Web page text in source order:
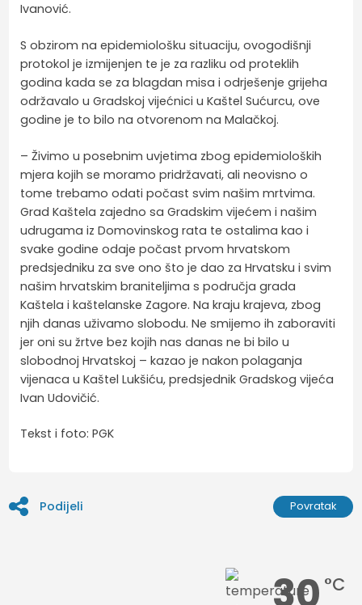
Ivanović.
S obzirom na epidemiološku situaciju, ovogodišnji
protokol je izmijenjen te je za razliku od proteklih
godina kada se za blagdan misa i odrješenje grijeha
održavalo u Gradskoj vijećnici u Kaštel Sućurcu, ove
godine je to bilo na otvorenom na Malačkoj.
– Živimo u posebnim uvjetima zbog epidemioloških
mjera kojih se moramo pridržavati, ali neovisno o
tome trebamo odati počast svim našim mrtvima.
Grad Kaštela zajedno sa Gradskim vijećem i našim
udrugama iz Domovinskog rata te ostalima kao i
svake godine odaje počast prvom hrvatskom
predsjedniku za sve ono što je dao za Hrvatsku i svim
našim hrvatskim braniteljima s područja grada
Kaštela i kaštelanske Zagore. Na kraju krajeva, zbog
njih danas uživamo slobodu. Ne smijemo ih zaboraviti
jer oni su žrtve bez kojih nas danas ne bi bilo u
slobodnoj Hrvatskoj – kazao je nakon polaganja
vijenaca u Kaštel Lukšiću, predsjednik Gradskog vijeća
Ivan Udovičić.
Tekst i foto: PGK
Podijeli Povratak
°C